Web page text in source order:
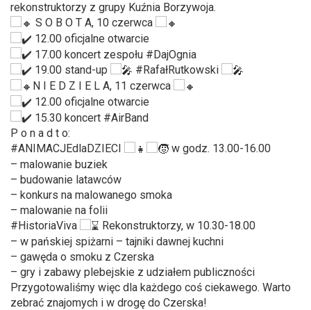
rekonstruktorzy z grupy Kuźnia Borzywoja.
S O B O T A, 10 czerwca
12.00 oficjalne otwarcie
17.00 koncert zespołu #DajOgnia
19.00 stand-up
#RafałRutkowski
N I E D Z I E L A, 11 czerwca
12.00 oficjalne otwarcie
15.30 koncert #AirBand
P o n a d t o:
#ANIMACJEdlaDZIECI
w godz. 13.00-16.00
– malowanie buziek
– budowanie latawców
– konkurs na malowanego smoka
– malowanie na folii
#HistoriaViva
Rekonstruktorzy, w 10.30-18.00
– w pańskiej spiżarni – tajniki dawnej kuchni
– gawęda o smoku z Czerska
– gry i zabawy plebejskie z udziałem publiczności
Przygotowaliśmy więc dla każdego coś ciekawego. Warto
zebrać znajomych i w drogę do Czerska!